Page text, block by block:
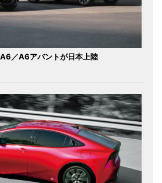
／A6アバントが日本上陸